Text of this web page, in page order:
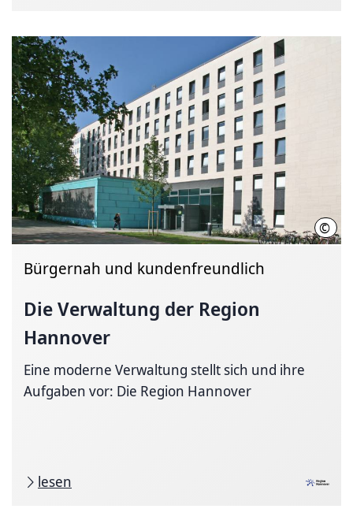
©
Bürgernah und kundenfreundlich
Die Verwaltung der Region
Hannover
Eine moderne Verwaltung stellt sich und ihre
Aufgaben vor: Die Region Hannover
lesen